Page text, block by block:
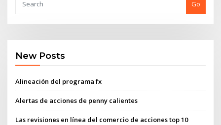
Go
New Posts
Alineación del programa fx
Alertas de acciones de penny calientes
Las revisiones en línea del comercio de acciones top 10